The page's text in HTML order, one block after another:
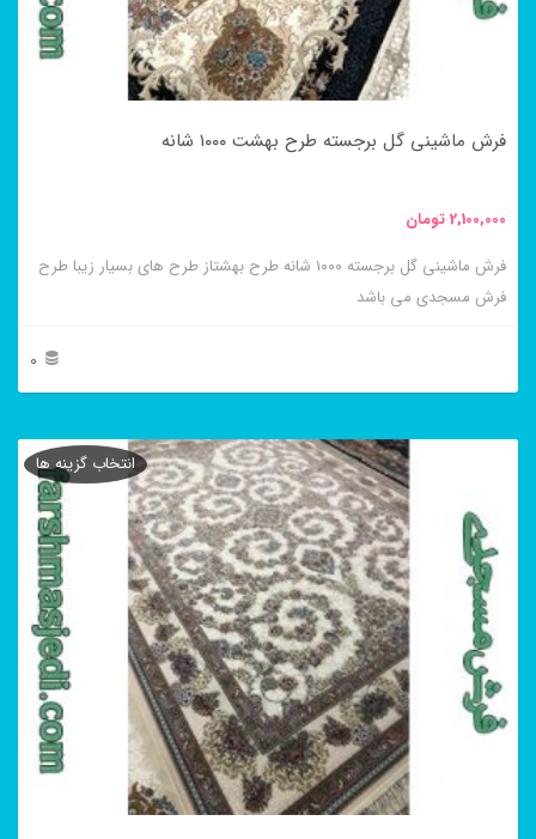
صفحه
انتخاب
شوند
فرش ماشینی گل برجسته طرح بهشت ۱۰۰۰ شانه
2,100,000تومان
فرش ماشینی گل برجسته ۱۰۰۰ شانه طرح بهشتاز طرح های بسیار زیبا طرح
فرش مسجدی می باشد
0
محصول
مختلفی
باشد.
گزینه
ها
انتخاب گزینه ها